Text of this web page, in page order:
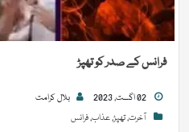
فرانس کے صدر کو تھپڑ
بلال کرامت
آخرت,تھپڑ,عذاب,فرانس